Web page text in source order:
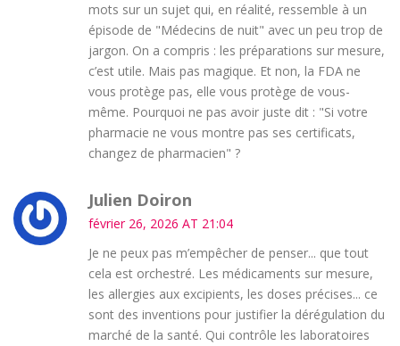
mots sur un sujet qui, en réalité, ressemble à un
épisode de "Médecins de nuit" avec un peu trop de
jargon. On a compris : les préparations sur mesure,
c’est utile. Mais pas magique. Et non, la FDA ne
vous protège pas, elle vous protège de vous-
même. Pourquoi ne pas avoir juste dit : "Si votre
pharmacie ne vous montre pas ses certificats,
changez de pharmacien" ?
Julien Doiron
février 26, 2026 AT 21:04
Je ne peux pas m’empêcher de penser... que tout
cela est orchestré. Les médicaments sur mesure,
les allergies aux excipients, les doses précises... ce
sont des inventions pour justifier la dérégulation du
marché de la santé. Qui contrôle les laboratoires